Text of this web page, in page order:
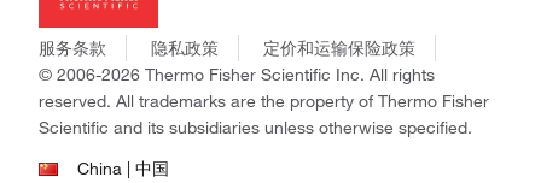
社会责任
商标
政策和通知
Invitrogen
Gibco
Ion Torrent
Unity Lab Services
Patheon
PPD
服务条款 隐私政策
定价和运输保险政策
© 2006-2026 Thermo Fisher Scientific Inc. All rights
reserved. All trademarks are the property of Thermo Fisher
Scientific and its subsidiaries unless otherwise specified.
China | 中国